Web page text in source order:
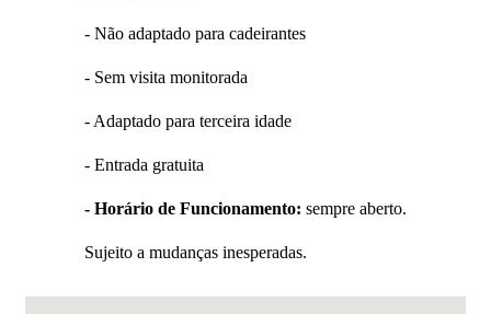
- Não adaptado para cadeirantes
- Sem visita monitorada
- Adaptado para terceira idade
- Entrada gratuita
- Horário de Funcionamento: sempre aberto.
Sujeito a mudanças inesperadas.